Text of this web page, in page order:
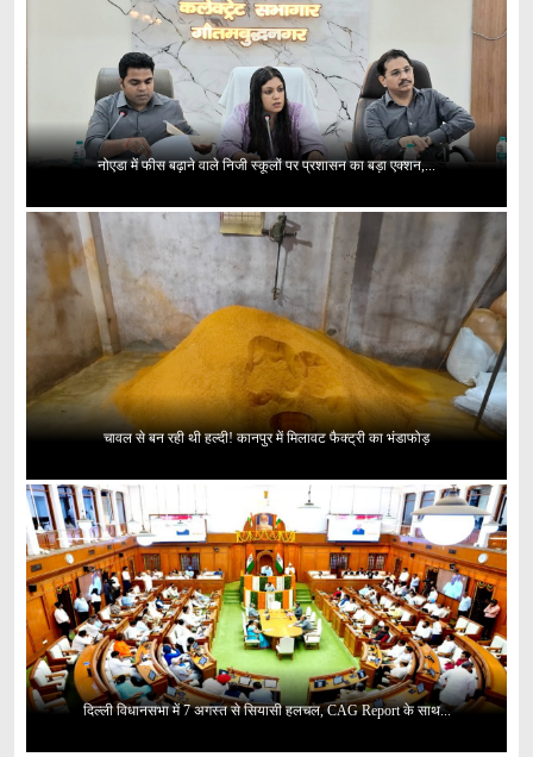
नोएडा में फीस बढ़ाने वाले निजी स्कूलों पर प्रशासन का बड़ा एक्शन,...
चावल से बन रही थी हल्दी! कानपुर में मिलावट फैक्ट्री का भंडाफोड़
दिल्ली विधानसभा में 7 अगस्त से सियासी हलचल, CAG Report के साथ...